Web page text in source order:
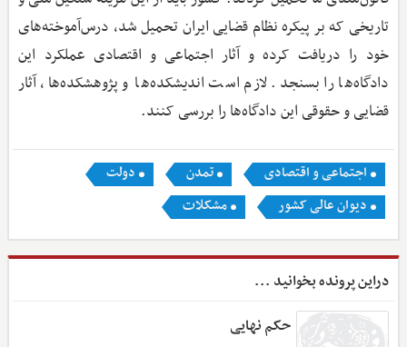
تاریخی که بر پیکره نظام قضایی ایران تحمیل شد، درس‌آموخته‌های
خود را دریافت کرده و آثار اجتماعی و اقتصادی عملکرد این
دادگاه‌ها را بسنجد. لازم است اندیشکده‌ها و پژوهشکده‌ها، آثار
قضایی و حقوقی این دادگاه‌ها را بررسی کنند.
اجتماعی و اقتصادی تمدن
دولت
دیوان عالی کشور
مشکلات
دراین پرونده بخوانید ...
حکم نهایی